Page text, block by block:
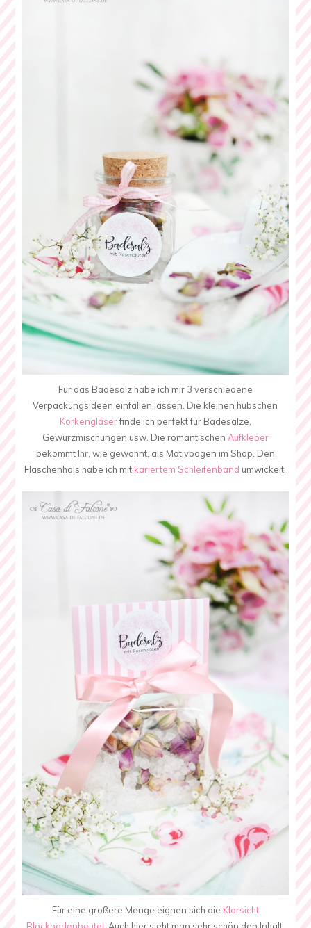
Für das Badesalz habe ich mir 3 verschiedene
Verpackungsideen einfallen lassen. Die kleinen hübschen
Korkengläserfinde ich perfekt für Badesalze,
Gewürzmischungen usw. Die romantischen Aufkleber
bekommt Ihr, wie gewohnt, als Motivbogen im Shop. Den
Flaschenhals habe ich mit kariertem Schleifenband umwickelt.
Für eine größere Menge eignen sich die Klarsicht